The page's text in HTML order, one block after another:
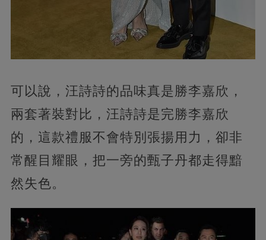
可以說，汪詩詩的品味真是勝李嘉欣，
兩套著裝對比，汪詩詩是完勝李嘉欣
的，這款禮服不會特別張揚用力，卻非
常醒目耀眼，把一旁的甄子丹都走得黯
然失色。